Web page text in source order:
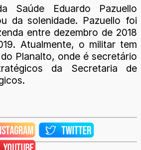
Saúde Eduardo Pazuello
da solenidade. Pazuello foi
entre dezembro de 2018
Atualmente, o militar tem
Planalto, onde é secretário
da Secretaria de